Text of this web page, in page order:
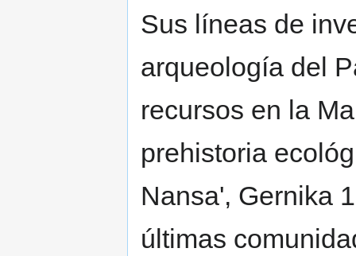
Sus líneas de
arqueología del
recursos en la
prehistoria
Nansa', Gernika
últimas